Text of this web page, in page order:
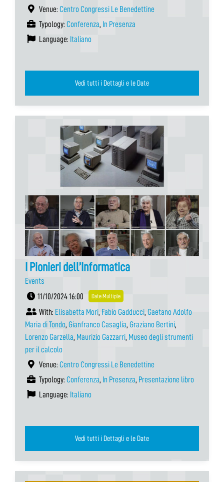
Venue: Centro Congressi Le Benedettine
Typology: Conferenza, In Presenza
Language: Italiano
Vedi tutti i Dettagli e le Date
I Pionieri dell’Informatica
Events
11/10/2024 16:00
Date Multiple
With: Elisabetta Mori, Fabio Gadducci, Gaetano Adolfo
Maria di Tondo, Gianfranco Casaglia, Graziano Bertini,
Lorenzo Garzella, Maurizio Gazzarri, Museo degli strumenti
per il calcolo
Venue: Centro Congressi Le Benedettine
Typology: Conferenza, In Presenza, Presentazione libro
Language: Italiano
Vedi tutti i Dettagli e le Date